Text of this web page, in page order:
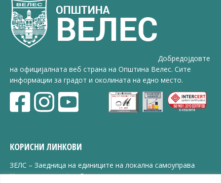
Добредојдовте
на официјалната веб страна на Општина Велес. Сите
информации за градот и околината на едно место.
КОРИСНИ ЛИНКОВИ
ЗЕЛС – Заедница на единиците на локална самоуправа
Центар за развој на Вардарски плански регион